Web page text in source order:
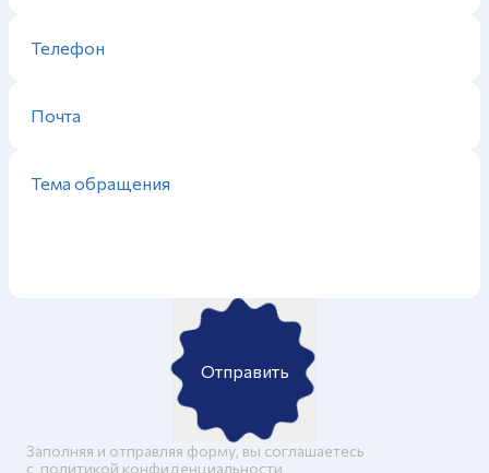
Отправить
Заполняя и отправляя форму, вы соглашаетесь
c политикой конфиденциальности